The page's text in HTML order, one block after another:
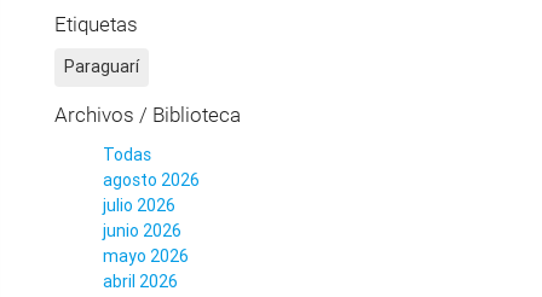
Etiquetas
Paraguarí
Archivos / Biblioteca
Todas
agosto 2026
julio 2026
junio 2026
mayo 2026
abril 2026